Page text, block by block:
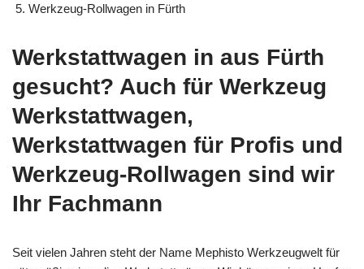
Werkzeug-Rollwagen in Fürth
Werkstattwagen in aus Fürth
gesucht? Auch für Werkzeug
Werkstattwagen,
Werkstattwagen für Profis und
Werkzeug-Rollwagen sind wir
Ihr Fachmann
Seit vielen Jahren steht der Name Mephisto Werkzeugwelt für